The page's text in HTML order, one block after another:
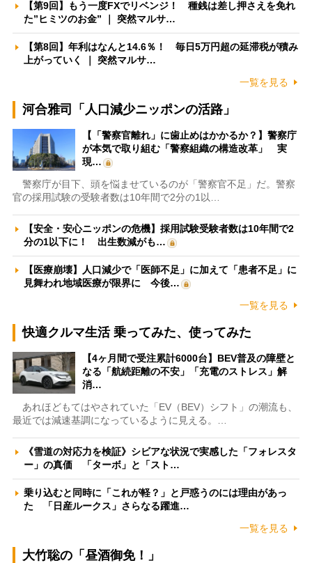
【第9回】もう一度FXでリベンジ！ 種銭は差し押さえを免れ
た”ヒミツのお金” ｜ 突然マルサ…
【第8回】年利はなんと14.6％！ 毎日5万円超の延滞税が積み
上がっていく ｜ 突然マルサ…
一覧を見る
河合雅司「人口減少ニッポンの活路」
【「警察官離れ」に歯止めはかかるか？】警察庁
が本気で取り組む「警察組織の構造改革」 実
現…
警察庁が目下、頭を悩ませているのが「警察官不足」だ。警察
官の採用試験の受験者数は10年間で2分の1以…
【安全・安心ニッポンの危機】採用試験受験者数は10年間で2
分の1以下に！ 出生数減がも…
【医療崩壊】人口減少で「医師不足」に加えて「患者不足」に
見舞われ地域医療が限界に 今後…
一覧を見る
快適クルマ生活 乗ってみた、使ってみた
【4ヶ月間で受注累計6000台】BEV普及の障壁と
なる「航続距離の不安」「充電のストレス」解
消…
あれほどもてはやされていた「EV（BEV）シフト」の潮流も、
最近では減速基調になっているように見える。…
《雪道の対応力を検証》シビアな状況で実感した「フォレスタ
ー」の真価 「ターボ」と「スト…
乗り込むと同時に「これが軽？」と戸惑うのには理由があっ
た 「日産ルークス」さらなる躍進…
一覧を見る
大竹聡の「昼酒御免！」